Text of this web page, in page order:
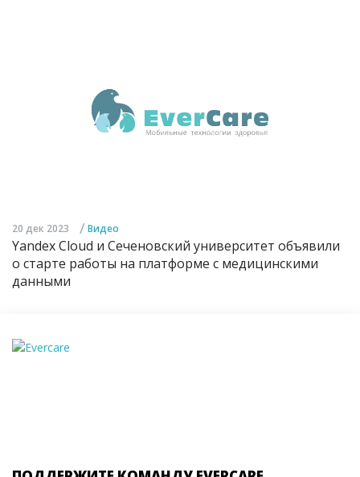
20 дек 2023 / Видео
Yandex Cloud и Сеченовский университет объявили
о старте работы на платформе с медицинскими
данными